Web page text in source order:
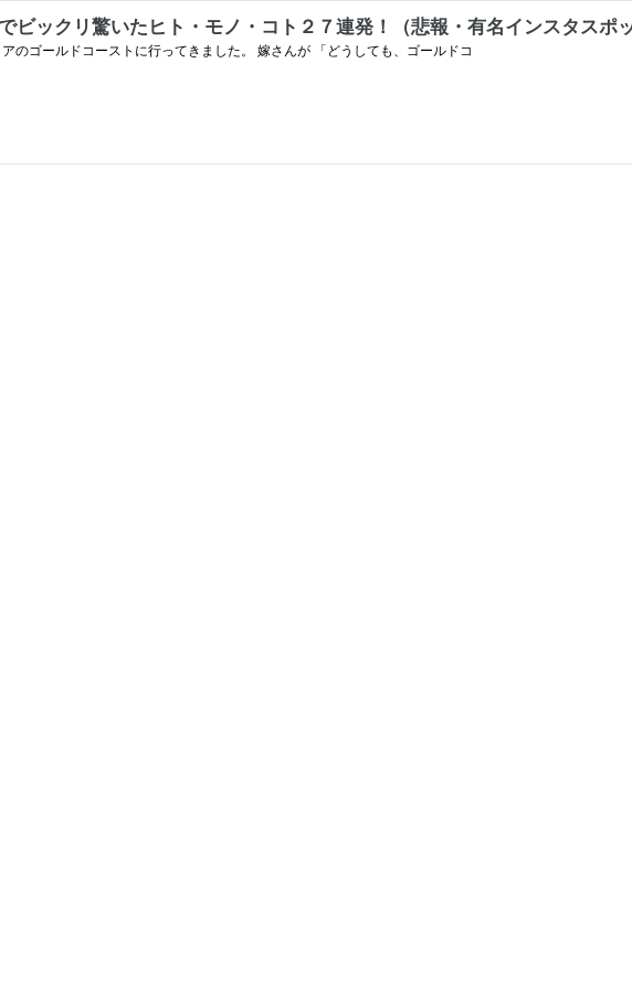
ビックリ驚いたヒト・モノ・コト２７連発！（悲報・有名インスタスポ
のゴールドコーストに行ってきました。 嫁さんが 「どうしても、ゴールドコ